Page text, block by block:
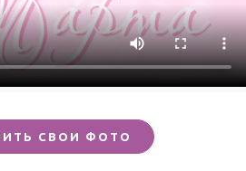
СВОИ ФОТО